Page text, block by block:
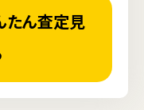
たん査定見